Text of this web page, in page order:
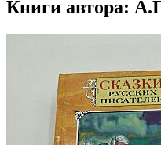
Книги автора: